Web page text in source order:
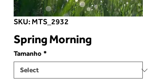
SKU: MTS_2932
Spring Morning
Tamanho *